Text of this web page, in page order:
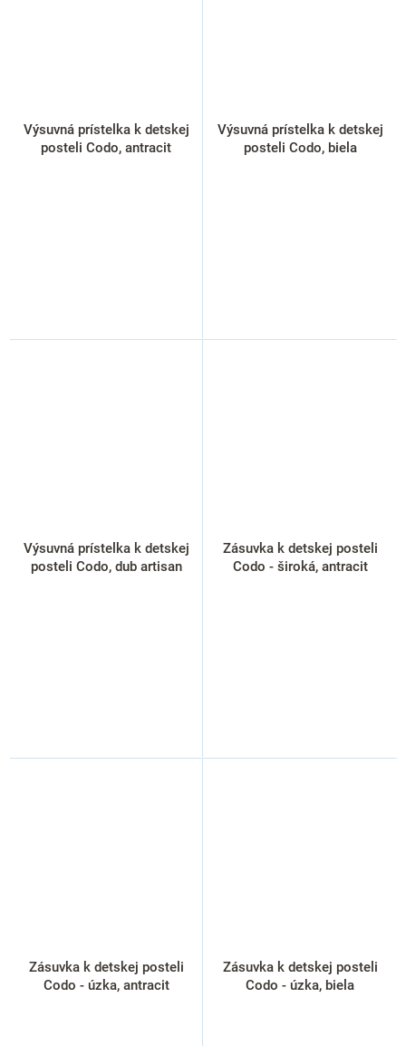
Výsuvná prístelka k detskej
posteli Codo, antracit
Výsuvná prístelka k detskej
posteli Codo, biela
Výsuvná prístelka k detskej
posteli Codo, dub artisan
Zásuvka k detskej posteli
Codo - široká, antracit
Zásuvka k detskej posteli
Codo - úzka, antracit
Zásuvka k detskej posteli
Codo - úzka, biela